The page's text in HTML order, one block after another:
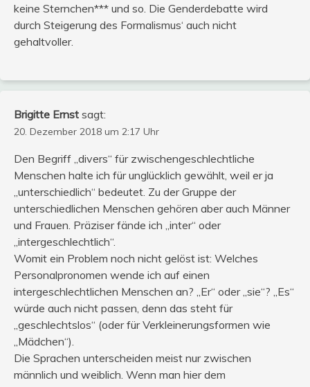
keine Sternchen*** und so. Die Genderdebatte wird
durch Steigerung des Formalismus‘ auch nicht
gehaltvoller.
Brigitte Ernst sagt:
20. Dezember 2018 um 2:17 Uhr
Den Begriff „divers“ für zwischengeschlechtliche
Menschen halte ich für unglücklich gewählt, weil er ja
„unterschiedlich“ bedeutet. Zu der Gruppe der
unterschiedlichen Menschen gehören aber auch Männer
und Frauen. Präziser fände ich „inter“ oder
„intergeschlechtlich“.
Womit ein Problem noch nicht gelöst ist: Welches
Personalpronomen wende ich auf einen
intergeschlechtlichen Menschen an? „Er“ oder „sie“? „Es“
würde auch nicht passen, denn das steht für
„geschlechtslos“ (oder für Verkleinerungsformen wie
„Mädchen“).
Die Sprachen unterscheiden meist nur zwischen
männlich und weiblich. Wenn man hier dem